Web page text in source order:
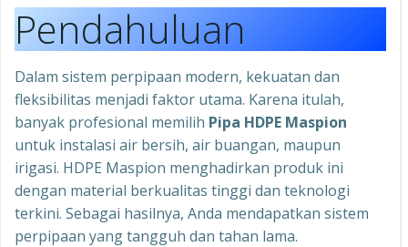
Pendahuluan
Dalam sistem perpipaan modern, kekuatan dan
fleksibilitas menjadi faktor utama. Karena itulah,
banyak profesional memilih Pipa HDPE Maspion
untuk instalasi air bersih, air buangan, maupun
irigasi. HDPE Maspion menghadirkan produk ini
dengan material berkualitas tinggi dan teknologi
terkini. Sebagai hasilnya, Anda mendapatkan sistem
perpipaan yang tangguh dan tahan lama.